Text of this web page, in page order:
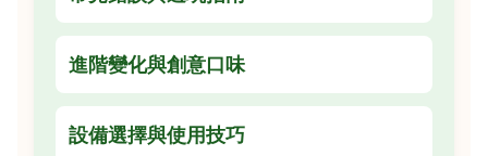
進階變化與創意口味
設備選擇與使用技巧